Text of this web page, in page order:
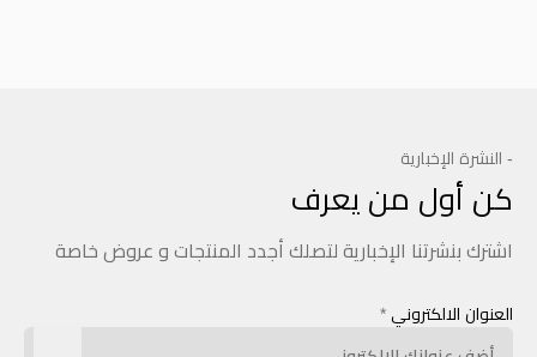
- النشرة الإخبارية
كن أول من يعرف
اشترك بنشرتنا الإخبارية لتصلك أجدد المنتجات و عروض خاصة
العنوان الالكتروني *